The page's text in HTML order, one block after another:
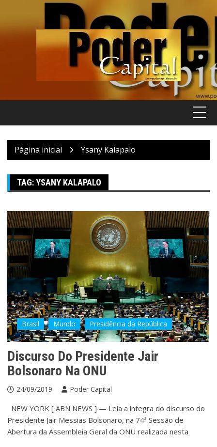
Página inicial Ysany Kalapalo
TAG:YSANY KALAPALO
Brasil Mundo Presidência da República
Discurso Do Presidente Jair
Bolsonaro Na ONU
24/09/2019 Poder Capital
NEW YORK [ ABN NEWS ] — Leia a íntegra do discurso do
Presidente Jair Messias Bolsonaro, na 74ª Sessão de
Abertura da Assembleia Geral da ONU realizada nesta